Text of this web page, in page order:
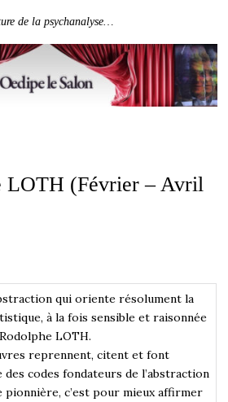
de la psychanalyse…
LOTH (Février – Avril
qui oriente résolument la
à la fois sensible et raisonnée
LOTH.
reprennent, citent et font
des codes fondateurs de l’abstraction
pionnière, c’est pour mieux affirmer